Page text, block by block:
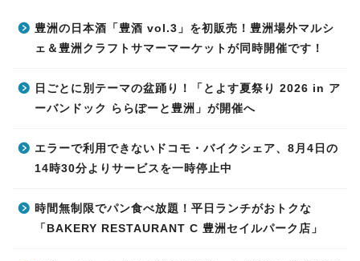
豊洲の日本酒「豊酒 vol.3」を初販売！豊洲場外マルシ
ェ＆豊洲クラフトサマーマーケットが同時開催です！
日ごとに別テーマの盆踊り！「とよす夏祭り 2026 in ア
ーバンドック ららぽーと豊洲」が開催へ
エラーで利用できないドコモ・バイクシェア、8月4日の
14時30分よりサービスを一時停止中
時間無制限でパン食べ放題！平日ランチがおトクな
「BAKERY RESTAURANT C 豊洲セイルパーク店」